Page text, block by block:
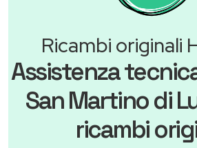
Ricambi originali
Assistenza
San Martino di
ricambi